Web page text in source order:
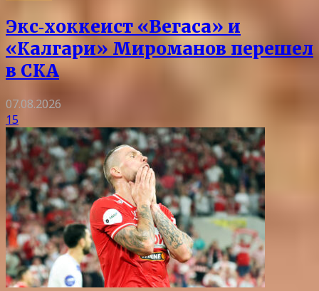
Экс‑хоккеист «Вегаса» и
«Калгари» Мироманов перешел
в СКА
07.08.2026
15